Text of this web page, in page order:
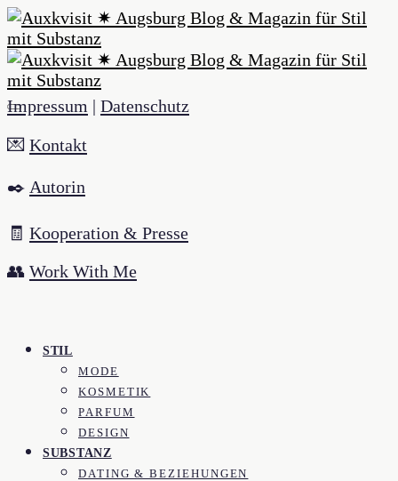
Impressum | Datenschutz
💌 Kontakt
✒️ Autorin
🧾 Kooperation & Presse
👥 Work With Me
STIL
MODE
KOSMETIK
PARFUM
DESIGN
SUBSTANZ
DATING & BEZIEHUNGEN